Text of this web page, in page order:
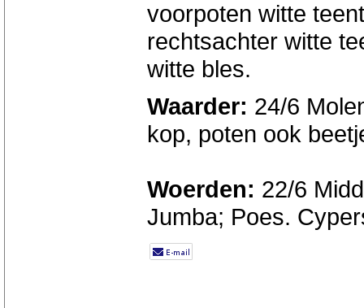
voorpoten witte
rechtsachter witte
witte bles.
Waarder: 24/6
kop, poten ook
Woerden: 22/6
Jumba; Poes.